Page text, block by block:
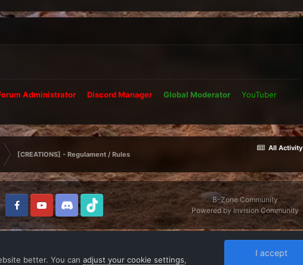
Administrator Discord Manager Global Moderator
YouTuber
All Activity
[CREATIONS] - Regulament / Rules
B-Zone Community
Powered by Invision Community
better. You canadjust your cookie settings,
I accept